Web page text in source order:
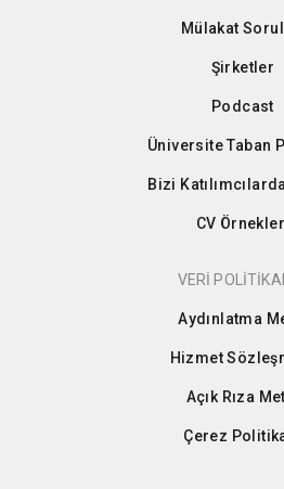
Mülakat
Şirketler
Podcast
Üniversite Taban
Bizi
CV
VERİ
Aydınlatma
Hizmet
Açık Rıza
Çerez